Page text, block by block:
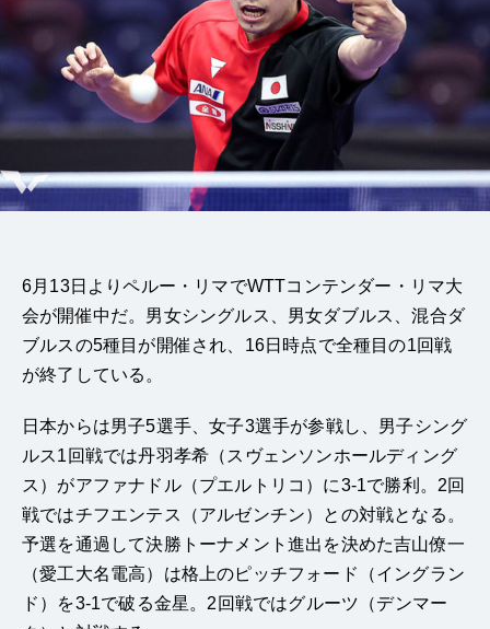
6月 13日 よりペルー・リマでWTTコンテンダー・リマ大
会が開催中だ。男女シングルス、男女ダブルス、混合ダ
ブルスの5種目が開催され、 16日時点で全種目の1回戦
が終了している。
日本からは男子5選手、女子3選手が参戦し、男子シング
ルス1回戦では丹羽孝希（スヴェンソンホールディング
ス）がアファナドル（プエルトリコ）に3-1で勝利。2回
戦ではチフエンテス（アルゼンチン）との対戦となる。
予選を通過して決勝トーナメント進出を決めた吉山僚一
（愛工大名電高）は格上のピッチフォード（イングラン
ド） を3-1で破る金星。2 回戦ではグルーツ（デンマー